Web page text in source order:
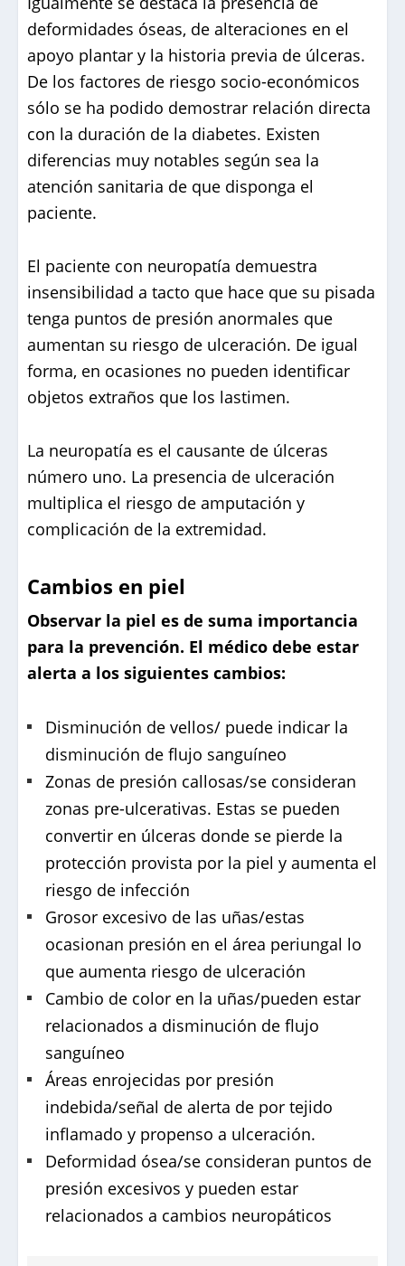
deformidades óseas, de alteraciones en el
apoyo plantar y la historia previa de úlceras.
De los factores de riesgo socio-económicos
sólo se ha podido demostrar relación directa
con la duración de la diabetes. Existen
diferencias muy notables según sea la
atención sanitaria de que disponga el
paciente.
El paciente con neuropatía demuestra
insensibilidad a tacto que hace que su pisada
tenga puntos de presión anormales que
aumentan su riesgo de ulceración. De igual
forma, en ocasiones no pueden identificar
objetos extraños que los lastimen.
La neuropatía es el causante de úlceras
número uno. La presencia de ulceración
multiplica el riesgo de amputación y
complicación de la extremidad.
Cambios en piel
Observar la piel es de suma importancia
para la prevención. El médico debe estar
alerta a los siguientes cambios:
Disminución de vellos/ puede indicar la
disminución de flujo sanguíneo
Zonas de presión callosas/se consideran
zonas pre-ulcerativas. Estas se pueden
convertir en úlceras donde se pierde la
protección provista por la piel y aumenta el
riesgo de infección
Grosor excesivo de las uñas/estas
ocasionan presión en el área periungal lo
que aumenta riesgo de ulceración
Cambio de color en la uñas/pueden estar
relacionados a disminución de flujo
sanguíneo
Áreas enrojecidas por presión
indebida/señal de alerta de por tejido
inflamado y propenso a ulceración.
Deformidad ósea/se consideran puntos de
presión excesivos y pueden estar
relacionados a cambios neuropáticos